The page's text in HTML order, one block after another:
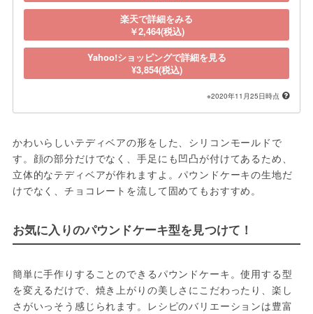
楽天で詳細をみる
￥2,464(税込)
Yahoo!ショッピングで詳細を見る
¥3,854(税込)
※2020年11月25日時点
かわいらしいテディベアの形をした、シリコンモールドで
す。顔の部分だけでなく、手足にも凹凸が付けてあるため、
立体的なテディベアが作れますよ。パウンドケーキの生地だ
けでなく、チョコレートを流して固めてもおすすめ。
お気に入りのパウンドケーキ型を見つけて！
簡単に手作りすることのできるパウンドケーキ。使用する型
を変えるだけで、焼き上がりの美しさにこだわったり、楽し
さがいっそう感じられます。レシピのバリエーションは豊富